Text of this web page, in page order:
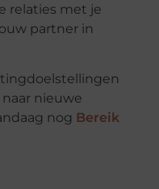
relaties met je
partner in
nieuwe
nog Bereik